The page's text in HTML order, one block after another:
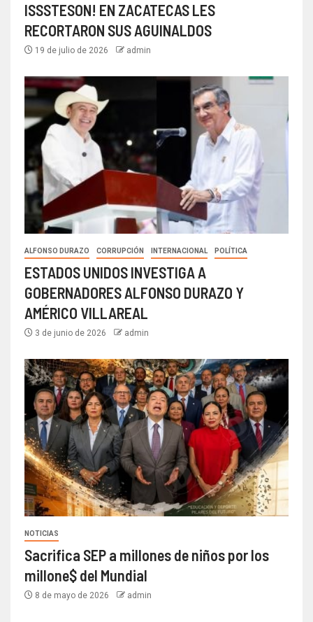
ISSSTESON! EN ZACATECAS LES
RECORTARON SUS AGUINALDOS
19 de julio de 2026 admin
ALFONSO DURAZO CORRUPCIÓN INTERNACIONAL POLÍTICA
ESTADOS UNIDOS INVESTIGA A
GOBERNADORES ALFONSO DURAZO Y
AMÉRICO VILLAREAL
3 de junio de 2026 admin
NOTICIAS
Sacrifica SEP a millones de niños por los
millone$ del Mundial
8 de mayo de 2026 admin